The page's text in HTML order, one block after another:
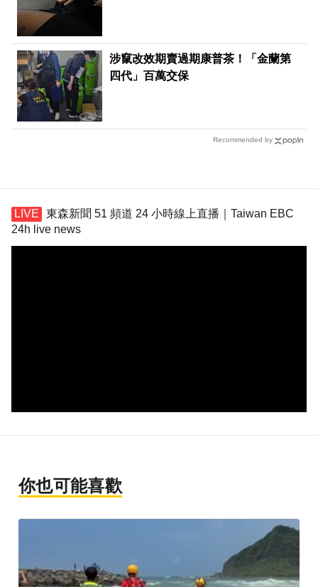
涉竄改效期賣過期康普茶！「金蘭第
四代」百萬交保
Recommended by
東森新聞 51 頻道 24 小時線上直播｜Taiwan EBC
24h live news
你也可能喜歡